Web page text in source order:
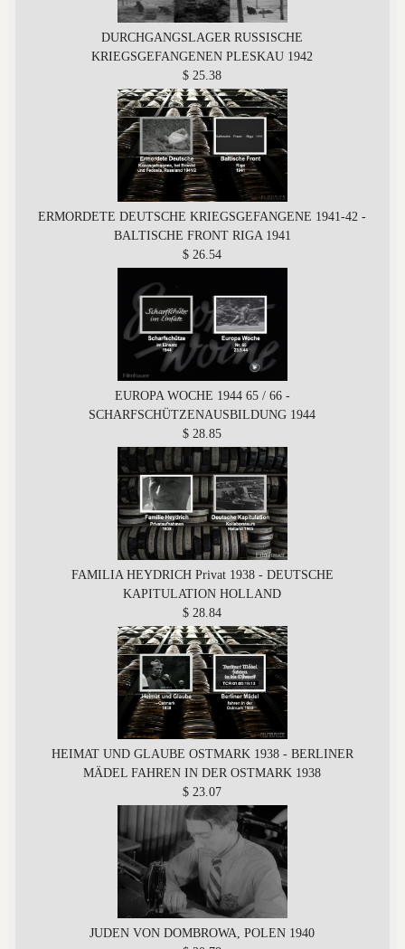
DURCHGANGSLAGER RUSSISCHE
KRIEGSGEFANGENEN PLESKAU 1942
$ 25.38
ERMORDETE DEUTSCHE KRIEGSGEFANGENE 1941-42 -
BALTISCHE FRONT RIGA 1941
$ 26.54
EUROPA WOCHE 1944 65 / 66 -
SCHARFSCHÜTZENAUSBILDUNG 1944
$ 28.85
FAMILIA HEYDRICH Privat 1938 - DEUTSCHE
KAPITULATION HOLLAND
$ 28.84
HEIMAT UND GLAUBE OSTMARK 1938 - BERLINER
MÄDEL FAHREN IN DER OSTMARK 1938
$ 23.07
JUDEN VON DOMBROWA, POLEN 1940